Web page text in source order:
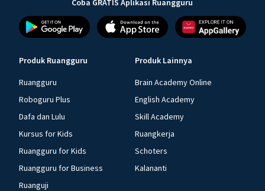
Coba GRATIS Aplikasi Ruangguru
Produk Ruangguru
Ruangguru
Roboguru Plus
Dafa dan Lulu
Kursus for Kids
Ruangguru for Kids
Ruangguru for Business
Ruanguji
Produk Lainnya
Brain Academy Online
English Academy
Skill Academy
Ruangkerja
Schoters
Kalananti